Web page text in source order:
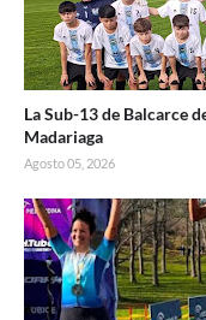
La Sub-13 de Balcarce
Madariaga
Agosto 05, 2026